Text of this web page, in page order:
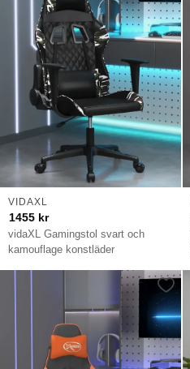
vidaXL Gamingstol svart och
kamouflage konstläder
VIDAXL
1455 kr